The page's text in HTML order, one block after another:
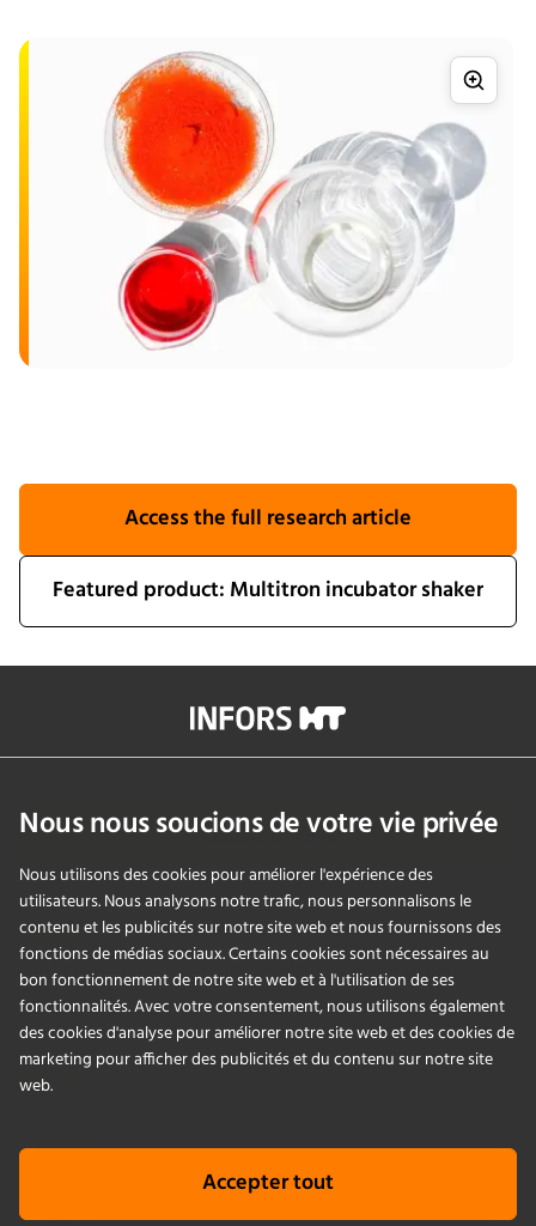
Access the full research article
Featured product: Multitron incubator shaker
Nous nous soucions de votre vie privée
Nous utilisons des cookies pour améliorer l'expérience des
utilisateurs. Nous analysons notre trafic, nous personnalisons le
contenu et les publicités sur notre site web et nous fournissons des
fonctions de médias sociaux. Certains cookies sont nécessaires au
bon fonctionnement de notre site web et à l'utilisation de ses
fonctionnalités. Avec votre consentement, nous utilisons également
des cookies d'analyse pour améliorer notre site web et des cookies de
marketing pour afficher des publicités et du contenu sur notre site
web.
Accepter tout
Contactez-nous
PRODUITS
APPLICATIONS
SERVICES
ENTREPRISE
KNOWLEDGE